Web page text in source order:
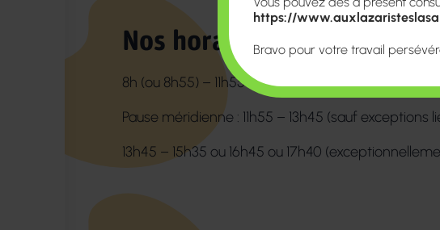
Nos horaires
8h (ou 8h55) – 11h55
Pause méridienne : 11h55 – 13h45 (sauf exceptions
13h45 – 15h35 ou 16h45 ou 17h40
https://
Bravo pour votre travail